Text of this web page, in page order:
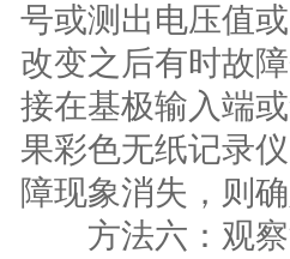
号或测出电压值
改变之后有时故
接在基极输入端
果彩色无纸记录
障现象消失，则
方法六：观察